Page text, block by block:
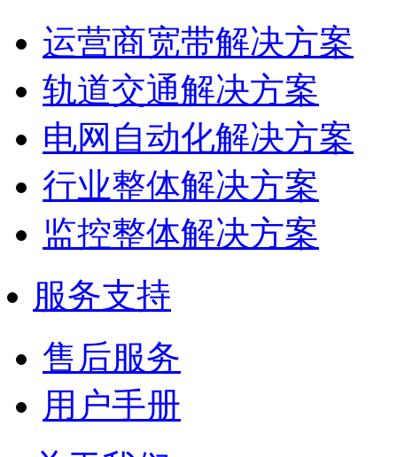
运营商宽带解决方案
轨道交通解决方案
电网自动化解决方案
行业整体解决方案
监控整体解决方案
服务支持
售后服务
用户手册